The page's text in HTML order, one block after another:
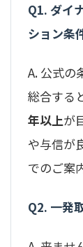
Q1. ダイ
ション条
A. 公式の
総合する
年以上が
や与信が
でのご案
Q2. 一発